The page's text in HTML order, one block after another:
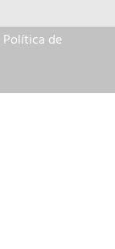
Política de